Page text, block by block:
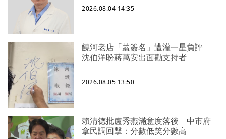
2026.08.04 14:35
饒河老店「蓋簽名」遭灌一星負評
沈伯洋盼蔣萬安出面勸支持者
2026.08.05 13:50
賴清德批盧秀燕滿意度落後 中市府
拿民調回擊：分數低笑分數高